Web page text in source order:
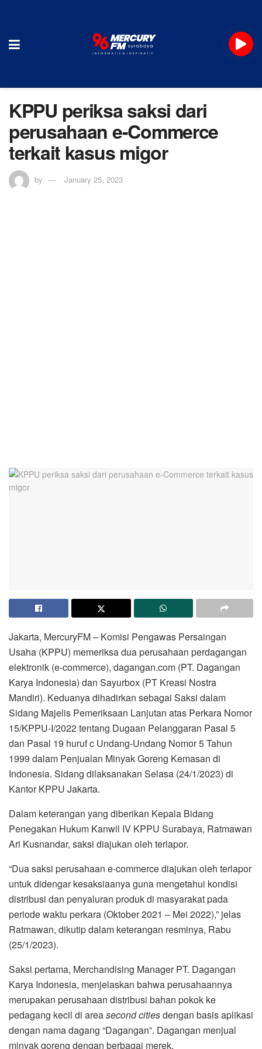
KPPU periksa saksi dari
perusahaan e-Commerce
terkait kasus migor
by January 25, 2023
Jakarta, MercuryFM – Komisi Pengawas Persaingan
Usaha (KPPU) memeriksa dua perusahaan perdagangan
elektronik (e-commerce), dagangan.com (PT. Dagangan
Karya Indonesia) dan Sayurbox (PT Kreasi Nostra
Mandiri). Keduanya dihadirkan sebagai Saksi dalam
Sidang Majelis Pemeriksaan Lanjutan atas Perkara Nomor
15/KPPU-I/2022 tentang Dugaan Pelanggaran Pasal 5
dan Pasal 19 huruf c Undang-Undang Nomor 5 Tahun
1999 dalam Penjualan Minyak Goreng Kemasan di
Indonesia. Sidang dilaksanakan Selasa (24/1/2023) di
Kantor KPPU Jakarta.
Dalam keterangan yang diberikan Kepala Bidang
Penegakan Hukum Kanwil IV KPPU Surabaya, Ratmawan
Ari Kusnandar, saksi diajukan oleh terlapor.
“Dua saksi perusahaan e-commerce diajukan oleh terlapor
untuk didengar kesaksiaanya guna mengetahui kondisi
distribusi dan penyaluran produk di masyarakat pada
periode waktu perkara (Oktober 2021 – Mei 2022),” jelas
Ratmawan, dikutip dalam keterangan resminya, Rabu
(25/1/2023).
Saksi pertama, Merchandising Manager PT. Dagangan
Karya Indonesia, menjelaskan bahwa perusahaannya
merupakan perusahaan distribusi bahan pokok ke
pedagang kecil di areasecond citiesdengan basis aplikasi
dengan nama dagang “Dagangan”. Dagangan menjual
minyak goreng dengan berbagai merek.